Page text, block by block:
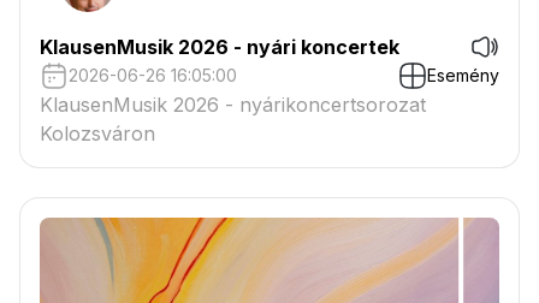
KlausenMusik 2026 - nyári koncertek
2026-06-26 16:05:00 Esemény
KlausenMusik 2026 - nyárikoncertsorozat
Kolozsváron